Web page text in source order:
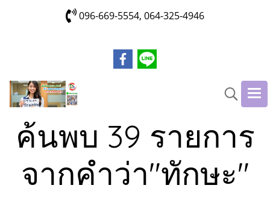
096-669-5554, 064-325-4946
ค้นพบ 39 รายการ
จากคำว่า"ทักษะ"